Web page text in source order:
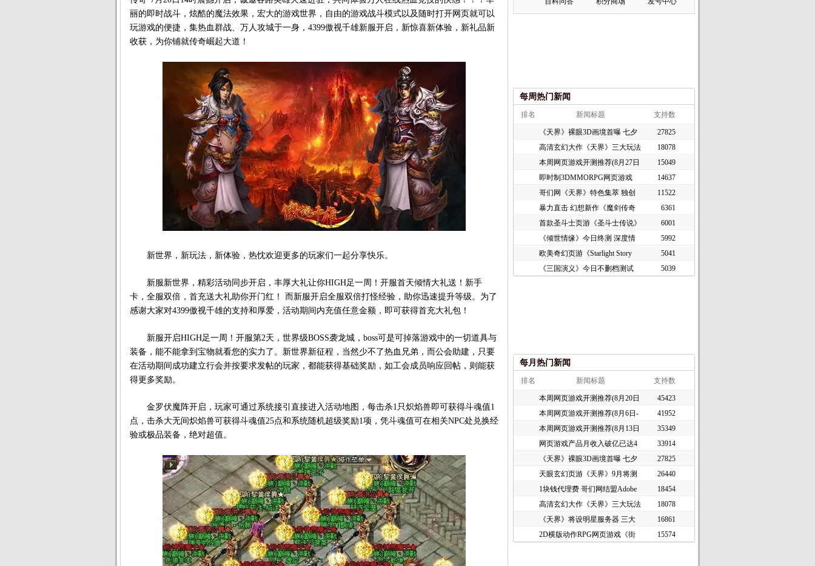
丽的即时战斗，炫酷的魔法效果，宏大的游戏世界，自由的游戏战斗模式以及随时打开网页就可以
玩游戏的便捷，集热血群战、万人攻城于一身，4399傲视千雄新服开启，新惊喜新体验，新礼品新
收获，为你铺就传奇崛起大道！
新世界，新玩法，新体验，热忱欢迎更多的玩家们一起分享快乐。
新服新世界，精彩活动同步开启，丰厚大礼让你HIGH足一周！开服首天倾情大礼送！新手
卡，全服双倍，首充送大礼助你开门红！ 而新服开启全服双倍打怪经验，助你迅速提升等级。为了
感谢大家对4399傲视千雄的支持和厚爱，活动期间内充值任意金额，即可获得首充大礼包！
新服开启HIGH足一周！开服第2天，世界级BOSS袭龙城，boss可是可掉落游戏中的一切道具与
装备，能不能拿到宝物就看您的实力了。新世界新征程，当然少不了热血兄弟，而公会助建，只要
在活动期间成功建立行会并按要求发帖的玩家，都能获得基础奖励，如工会成员响应回帖，则能获
得更多奖励。
金罗伏魔阵开启，玩家可通过系统接引直接进入活动地图，每击杀1只炽焰兽即可获得斗魂值1
点，击杀大无间炽焰兽可获得斗魂值25点和系统随机超级奖励1项，凭斗魂值可在相关NPC处兑换经
验或极品装备，绝对超值。
每周热门新闻
排名 新闻标题 支持数
《天界》裸眼3D画境首曝 七夕
27825
高清玄幻大作《天界》三大玩法
18078
本周网页游戏开测推荐(8月27日
15049
即时制3DMMORPG网页游戏
《谜境
14637
哥们网《天界》特色集萃 独创
11522
暴力直击 幻想新作《魔剑传奇
6361
首款圣斗士页游《圣斗士传说》
6001
《倾世情缘》今日终测 深度情
5992
欧美奇幻页游《Starlight Story
5041
《三国演义》今日不删档测试
5039
每月热门新闻
排名 新闻标题 支持数
本周网页游戏开测推荐(8月20日
45423
本周网页游戏开测推荐(8月6日-
41952
本周网页游戏开测推荐(8月13日
35349
网页游戏产品月收入破亿已达4
33914
《天界》裸眼3D画境首曝 七夕
27825
天眼玄幻页游《天界》9月将测
26440
1块钱代理费 哥们网结盟Adobe
18454
高清玄幻大作《天界》三大玩法
18078
《天界》将设明星服务器 三大
16861
2D横版动作RPG网页游戏《街
15574